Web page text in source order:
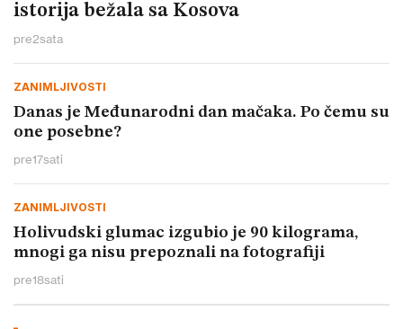
istorija bežala sa Kosova
pre2sata
ZANIMLJIVOSTI
Danas je Međunarodni dan mačaka. Po čemu su
one posebne?
pre17sati
ZANIMLJIVOSTI
Holivudski glumac izgubio je 90 kilograma,
mnogi ga nisu prepoznali na fotografiji
pre18sati